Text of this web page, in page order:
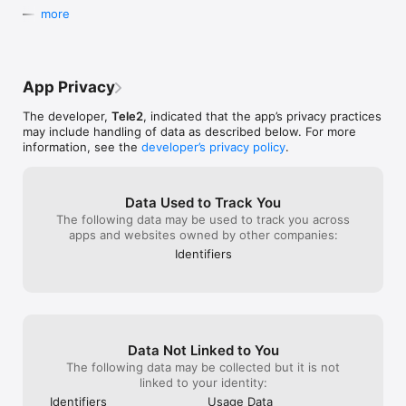
• Өз нөміріңізбен біздің желіге өтіңіз немесе жаңасын
• Еш қиыншылықсыз бірге eSIM орнатамыз
Егер қандай да бір ақау пайда болса  info@tele2.kz
поштасына хат жіберіңіз — көмектесу үшін барымызды
саламыз.
Приложение, которое выгодно отличается — от
управления связью до наслаждения жизнью. Только для
наших людей — бонусы, скидки, спецпредложения и акции.
• Объединяйтесь с друзьями в группу и экономьте на связи
• Оплачивайте тариф вовремя и получайте бонусные
гигабайты
• Подключайте разовые интернет-пакеты
— more
App Privacy
The developer, Tele2, indicated that the app’s privacy practices
may include handling of data as described below. For more
information, see the developer’s privacy policy.
Data Used to Track You
The following data may be used to track you across
apps and websites owned by other companies:
Identifiers
Data Not Linked to You
The following data may be collected but it is not
linked to your identity:
Identifiers
Usage Data